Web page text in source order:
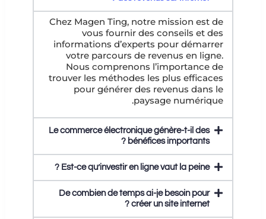
Chez Magen Ting, notre mission est de
vous fournir des conseils et des
informations d’experts pour démarrer
votre parcours de revenus en ligne.
Nous comprenons l’importance de
trouver les méthodes les plus efficaces
pour générer des revenus dans le
paysage numérique.
Le commerce électronique génère-t-il des
bénéfices importants ?
Est-ce qu’investir en ligne vaut la peine ?
De combien de temps ai-je besoin pour
créer un site internet ?